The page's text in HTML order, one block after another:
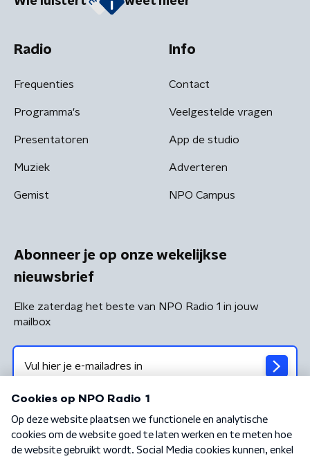
Radio
Frequenties
Programma's
Presentatoren
Muziek
Gemist
Info
Contact
Veelgestelde vragen
App de studio
Adverteren
NPO Campus
Abonneer je op onze wekelijkse
nieuwsbrief
Elke zaterdag het beste van NPO Radio 1 in jouw
mailbox
Algemene voorwaarden Privacybeleid